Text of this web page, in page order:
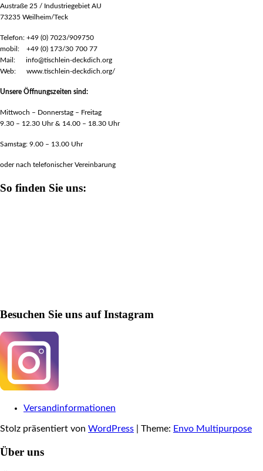
Austraße 25 / Industriegebiet AU
73235 Weilheim/Teck
Telefon: +49 (0) 7023/909750
mobil: +49 (0) 173/30 700 77
Mail: info@tischlein-deckdich.org
Web: www.tischlein-deckdich.org/
Unsere Öffnungszeiten sind:
Mittwoch – Donnerstag – Freitag
9.30 – 12.30 Uhr & 14.00 – 18.30 Uhr
Samstag: 9.00 – 13.00 Uhr
oder nach telefonischer Vereinbarung
So finden Sie uns:
Besuchen Sie uns auf Instagram
Versandinformationen
Stolz präsentiert von WordPress Theme: Envo Multipurpose
Über uns